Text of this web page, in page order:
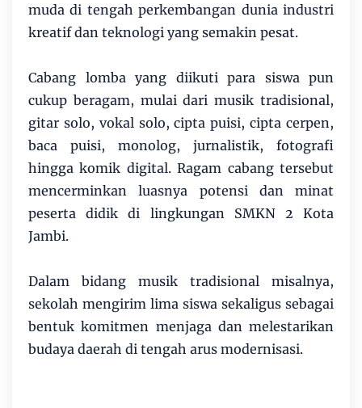
muda di tengah perkembangan dunia industri
kreatif dan teknologi yang semakin pesat.
Cabang lomba yang diikuti para siswa pun
cukup beragam, mulai dari musik tradisional,
gitar solo, vokal solo, cipta puisi, cipta cerpen,
baca puisi, monolog, jurnalistik, fotografi
hingga komik digital. Ragam cabang tersebut
mencerminkan luasnya potensi dan minat
peserta didik di lingkungan SMKN 2 Kota
Jambi.
Dalam bidang musik tradisional misalnya,
sekolah mengirim lima siswa sekaligus sebagai
bentuk komitmen menjaga dan melestarikan
budaya daerah di tengah arus modernisasi.